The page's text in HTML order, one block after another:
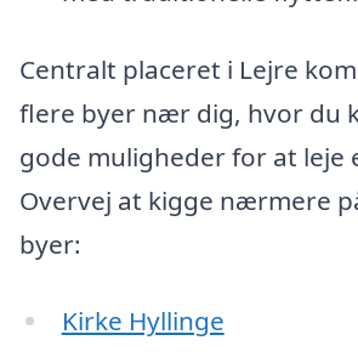
Centralt placeret i Lejre
flere byer nær dig, hvor du
gode muligheder for at leje
Overvej at kigge nærmere
byer:
Kirke Hyllinge